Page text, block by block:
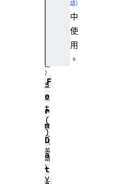
中
使
用
。
F
o
r
m
D
a
t
s
e
t
(
)
v